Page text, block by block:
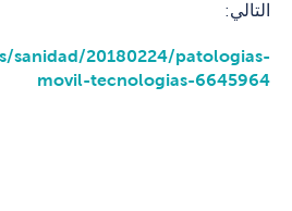
التالي:
sanidad/20180224/patologias-
movil-tecnologias-6645964